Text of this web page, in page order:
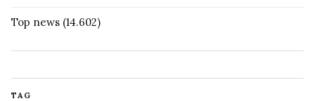
Top news (14.602)
TAG